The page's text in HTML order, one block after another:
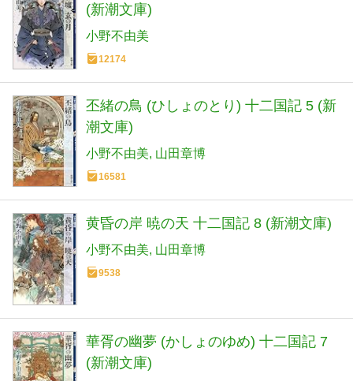
(新潮文庫)
小野不由美
12174
丕緒の鳥 (ひしょのとり) 十二国記 5 (新
潮文庫)
小野不由美 山田章博
16581
黄昏の岸 暁の天 十二国記 8 (新潮文庫)
小野不由美 山田章博
9538
華胥の幽夢 (かしょのゆめ) 十二国記 7
(新潮文庫)